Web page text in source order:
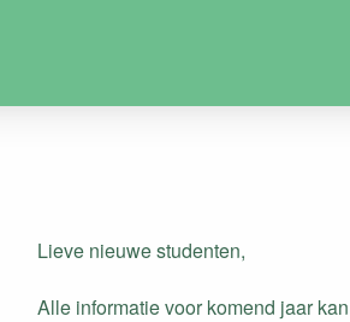
Lieve nieuwe studenten,
Alle informatie voor komend jaar